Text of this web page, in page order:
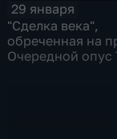
29 января
"Сделка века",
обреченная на
Очередной опус